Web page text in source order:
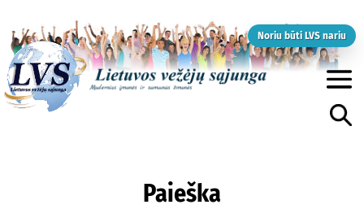
Noriu būti LVS nariu
Paieška